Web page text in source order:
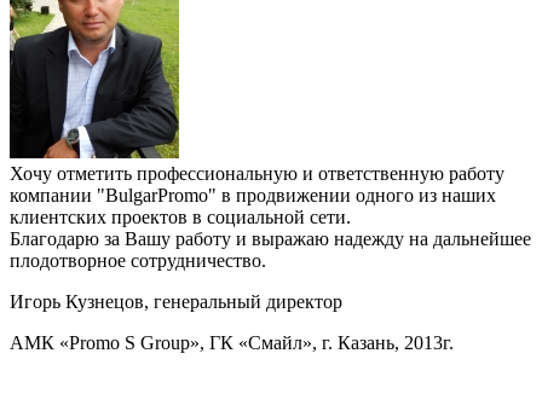
Хочу отметить профессиональную и ответственную работу
компании "BulgarPromo" в продвижении одного из наших
клиентских проектов в социальной сети.
Благодарю за Вашу работу и выражаю надежду на дальнейшее
плодотворное сотрудничество.
Игорь Кузнецов, генеральный директор
АМК «Promo S Group», ГК «Смайл», г. Казань, 2013г.